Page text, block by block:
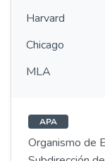
Harvard
Chicago
MLA
APA
Organismo de